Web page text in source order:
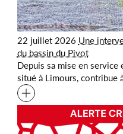
22 juillet 2026 Une
du bassin du Pivot
Depuis sa mise en
situé à Limours,